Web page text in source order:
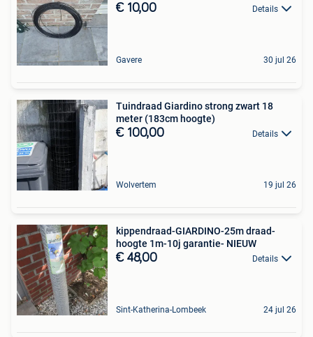
€ 10,00 Details
Gavere 30 jul 26
Tuindraad Giardino strong zwart 18
meter (183cm hoogte)
€ 100,00 Details
Wolvertem 19 jul 26
kippendraad-GIARDINO-25m draad-
hoogte 1m-10j garantie- NIEUW
€ 48,00 Details
Sint-Katherina-Lombeek 24 jul 26